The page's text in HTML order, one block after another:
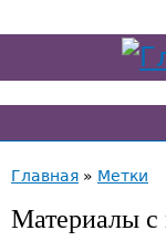
Главная » Метки
Материалы с